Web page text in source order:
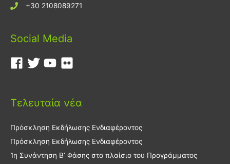
+30 2108089271
Social Media
Τελευταία νέα
Πρόσκληση Εκδήλωσης Ενδιαφέροντος
Πρόσκληση Εκδήλωσης Ενδιαφέροντος
1η Συνάντηση Β’ Φάσης στο πλαίσιο του Προγράμματος